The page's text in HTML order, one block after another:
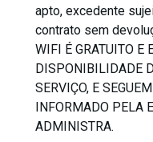
apto, excedente
contrato sem
WIFI É GRATUITO E
DISPONIBILIDADE
SERVIÇO, E
INFORMADO PELA
ADMINISTRA.